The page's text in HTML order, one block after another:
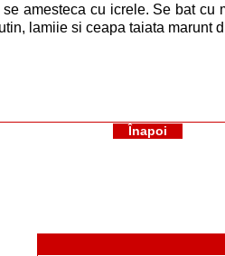
amesteca cu icrele. Se bat cu
lamiie si ceapa taiata marunt
Înapoi